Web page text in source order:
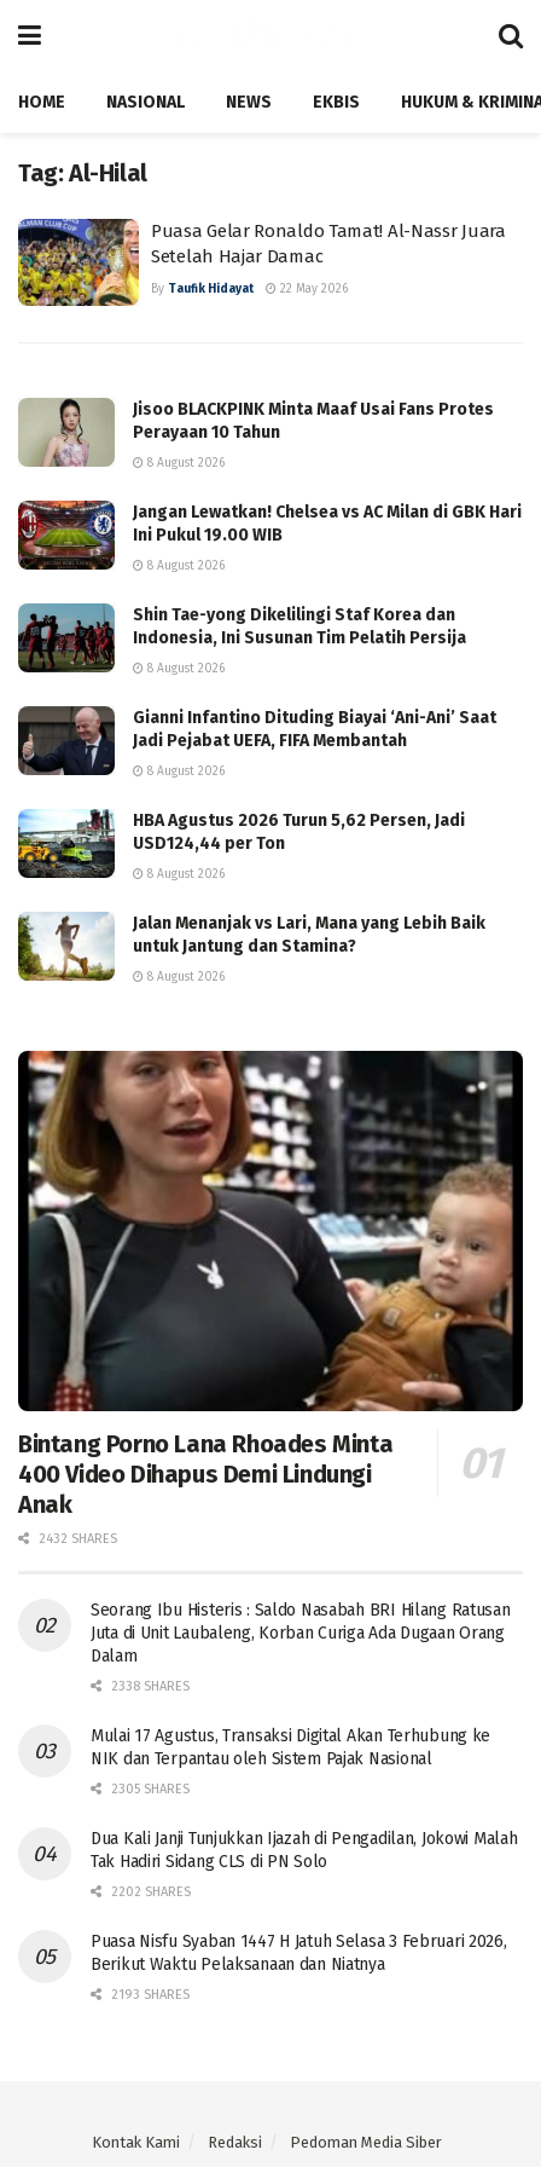
HOME NASIONAL NEWS EKBIS HUKUM &
Tag:Al-Hilal
Puasa Gelar Ronaldo Tamat! Al-Nassr Juara
Setelah Hajar Damac
By Taufik Hidayat 22 May 2026
Jisoo BLACKPINK Minta Maaf Usai Fans Protes
Perayaan 10 Tahun
8 August 2026
Jangan Lewatkan! Chelsea vs AC Milan di GBK Hari
Ini Pukul 19.00 WIB
8 August 2026
Shin Tae-yong Dikelilingi Staf Korea dan
Indonesia, Ini Susunan Tim Pelatih Persija
8 August 2026
Gianni Infantino Dituding Biayai ‘Ani-Ani’ Saat
Jadi Pejabat UEFA, FIFA Membantah
8 August 2026
HBA Agustus 2026 Turun 5,62 Persen, Jadi
USD124,44 per Ton
8 August 2026
Jalan Menanjak vs Lari, Mana yang Lebih Baik
untuk Jantung dan Stamina?
8 August 2026
Bintang Porno Lana Rhoades Minta
400 Video Dihapus Demi Lindungi
Anak
2432 SHARES
Seorang Ibu Histeris : Saldo Nasabah BRI Hilang Ratusan
Juta di Unit Laubaleng, Korban Curiga Ada Dugaan Orang
Dalam
2338 SHARES
Mulai 17 Agustus, Transaksi Digital Akan Terhubung ke
NIK dan Terpantau oleh Sistem Pajak Nasional
2305 SHARES
Dua Kali Janji Tunjukkan Ijazah di Pengadilan, Jokowi Malah
Tak Hadiri Sidang CLS di PN Solo
2202 SHARES
Puasa Nisfu Syaban 1447 H Jatuh Selasa 3 Februari 2026,
Berikut Waktu Pelaksanaan dan Niatnya
2193 SHARES
Kontak Kami Redaksi Pedoman Media Siber